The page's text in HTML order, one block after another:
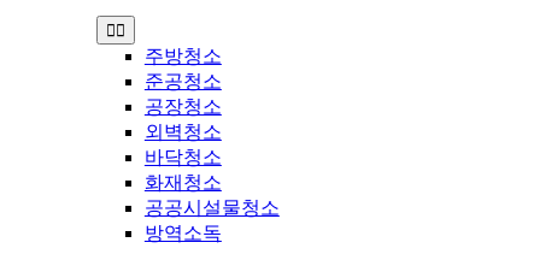
Toggle
Navigation
주방청소
준공청소
공장청소
외벽청소
바닥청소
화재청소
공공시설물청소
방역소독